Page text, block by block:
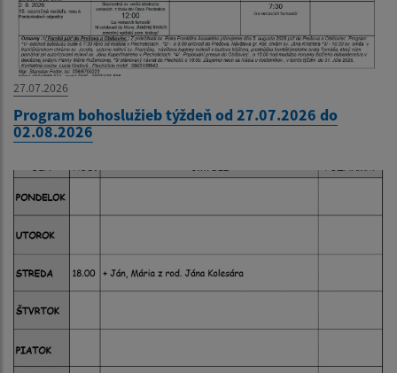
27.07.2026
Program bohoslužieb týždeň od 27.07.2026 do
02.08.2026